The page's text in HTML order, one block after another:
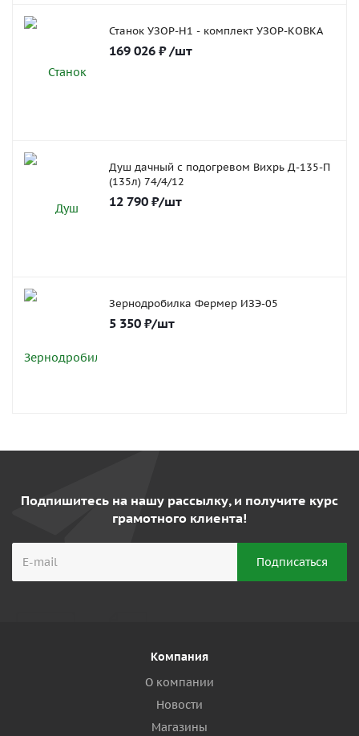
Станок УЗОР-Н1 - комплект УЗОР-КОВКА
169 026 ₽ /шт
Душ дачный с подогревом Вихрь Д-135-П
(135л) 74/4/12
12 790 ₽/шт
Зернодробилка Фермер ИЗЭ-05
5 350 ₽/шт
Подпишитесь на нашу рассылку, и получите курс
грамотного клиента!
Компания
О компании
Новости
Магазины